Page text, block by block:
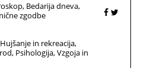
Bedarija dneva
zgodbe
Hujšanje in rekreacija
Psihologija Vzgoja in